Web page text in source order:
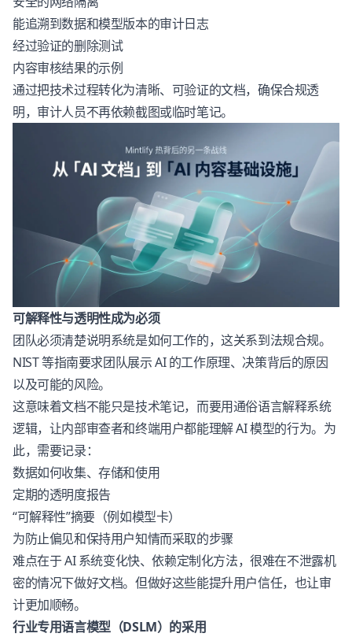
能追溯到数据和模型版本的审计日志
经过验证的删除测试
内容审核结果的示例
通过把技术过程转化为清晰、可验证的文档，确保合规透
明，审计人员不再依赖截图或临时笔记。
可解释性与透明性成为必须
团队必须清楚说明系统是如何工作的，这关系到法规合规。
NIST 等指南要求团队展示 AI 的工作原理、决策背后的原因
以及可能的风险。
这意味着文档不能只是技术笔记，而要用通俗语言解释系统
逻辑，让内部审查者和终端用户都能理解 AI 模型的行为。为
此，需要记录：
数据如何收集、存储和使用
定期的透明度报告
“可解释性”摘要（例如模型卡）
为防止偏见和保持用户知情而采取的步骤
难点在于 AI 系统变化快、依赖定制化方法，很难在不泄露机
密的情况下做好文档。但做好这些能提升用户信任，也让审
计更加顺畅。
行业专用语言模型（DSLM）的采用